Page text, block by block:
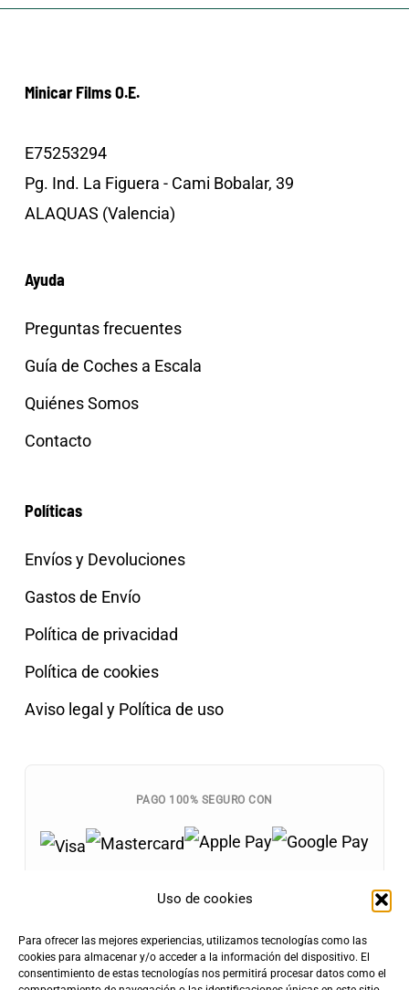
Uso de cookies
Para ofrecer las mejores experiencias, utilizamos tecnologías como las
cookies para almacenar y/o acceder a la información del dispositivo. El
consentimiento de estas tecnologías nos permitirá procesar datos como el
Minicar Films O.E.
E75253294
Pg. Ind. La Figuera - Cami Bobalar, 39
ALAQUAS (Valencia)
Ayuda
Preguntas frecuentes
Guía de Coches a Escala
Quiénes Somos
Contacto
Políticas
Envíos y Devoluciones
Gastos de Envío
Política de privacidad
Política de cookies
Aviso legal y Política de uso
PAGO 100% SEGURO CON
Tarifa de Envío Entrega Rápida
Envíos Gratis
+100€